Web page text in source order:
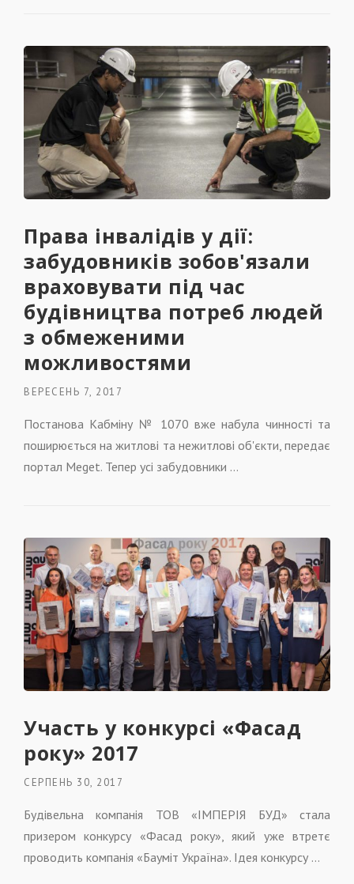
Права інвалідів у дії:
забудовників зобов'язали
враховувати під час
будівництва потреб людей
з обмеженими
можливостями
ВЕРЕСЕНЬ 7, 2017
Постанова Кабміну № 1070 вже набула чинності та
поширюється на житлові та нежитлові об'єкти, передає
портал Meget. Тепер усі забудовники …
Участь у конкурсі «Фасад
року» 2017
СЕРПЕНЬ 30, 2017
Будівельна компанія ТОВ «ІМПЕРІЯ БУД» стала
призером конкурсу «Фасад року», який уже втретє
проводить компанія «Бауміт Україна». Ідея конкурсу …